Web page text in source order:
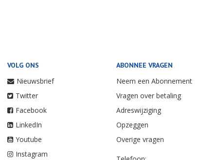
VOLG ONS
Nieuwsbrief
Twitter
Facebook
LinkedIn
Youtube
Instagram
ABONNEE VRAGEN
Neem een Abonnement
Vragen over betaling
Adreswijziging
Opzeggen
Overige vragen